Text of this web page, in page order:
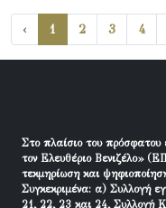
‹ 1 2 3 4
Στο πλαίσιο του
τον Ελευθέριο Βενιζέλο»
τεκμηρίωση και
Συγκεκριμένα: α) Συλλογή
21, 22, 23 και 24, Συλλογή